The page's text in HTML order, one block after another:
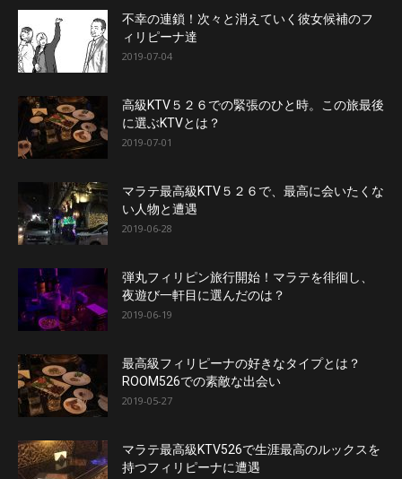
不幸の連鎖！次々と消えていく彼女候補のフ
ィリピーナ達
2019-07-04
高級KTV５２６での緊張のひと時。この旅最後
に選ぶKTVとは？
2019-07-01
マラテ最高級KTV５２６で、最高に会いたくな
い人物と遭遇
2019-06-28
弾丸フィリピン旅行開始！マラテを徘徊し、
夜遊び一軒目に選んだのは？
2019-06-19
最高級フィリピーナの好きなタイプとは？
ROOM526での素敵な出会い
2019-05-27
マラテ最高級KTV526で生涯最高のルックスを
持つフィリピーナに遭遇